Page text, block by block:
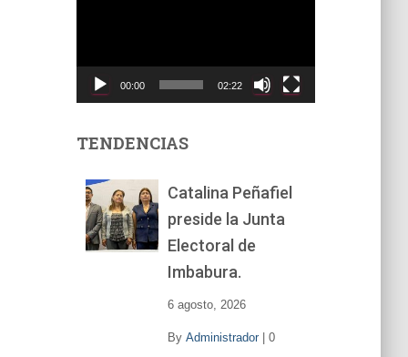
t
00:00 02:22
TENDENCIAS
Catalina Peñafiel
preside la Junta
Electoral de
Imbabura.
6 agosto, 2026
By Administrador| 0